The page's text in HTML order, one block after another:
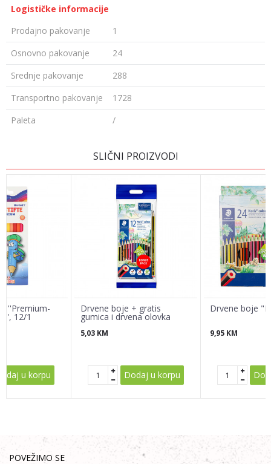
Logističke informacije
Prodajno pakovanje
1
Osnovno pakovanje
24
Srednje pakovanje
288
Transportno pakovanje
1728
Paleta
/
Email
Poruka
SLIČNI PROIZVODI
''Premium-
12/1
u korpu
Drvene boje + gratis
gumica i drvena olovka
5,03 KM
Dodaj u korpu
Drvene boje
9,95 KM
POVEŽIMO SE